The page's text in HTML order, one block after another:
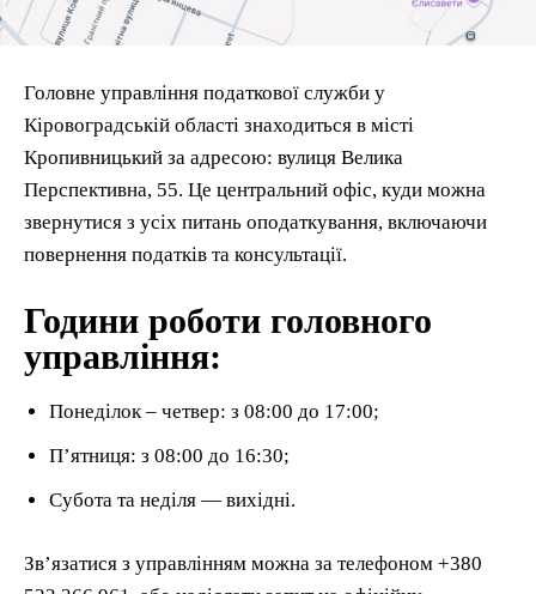
Головне управління податкової служби у
Кіровоградській області знаходиться в місті
Кропивницький за адресою: вулиця Велика
Перспективна, 55. Це центральний офіс, куди можна
звернутися з усіх питань оподаткування, включаючи
повернення податків та консультації.
Години роботи головного
управління:
Понеділок – четвер: з 08:00 до 17:00;
П’ятниця: з 08:00 до 16:30;
Субота та неділя — вихідні.
Зв’язатися з управлінням можна за телефоном +380